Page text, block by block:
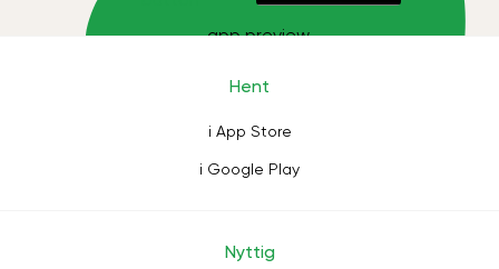
Hent
i App Store
i Google Play
Nyttig